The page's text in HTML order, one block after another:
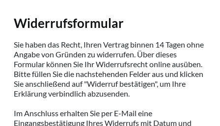
Widerrufsformular
Sie haben das Recht, Ihren Vertrag binnen 14 Tagen ohne
Angabe von Gründen zu widerrufen. Über dieses
Formular können Sie Ihr Widerrufsrecht online ausüben.
Bitte füllen Sie die nachstehenden Felder aus und klicken
Sie anschließend auf "Widerruf bestätigen", um Ihre
Erklärung verbindlich abzusenden.
Im Anschluss erhalten Sie per E-Mail eine
Eingangsbestätigung Ihres Widerrufs mit Datum und